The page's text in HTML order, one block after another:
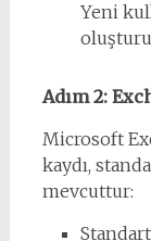
Yeni
Adım 2:
Microsoft
kaydı,
mevcuttur: